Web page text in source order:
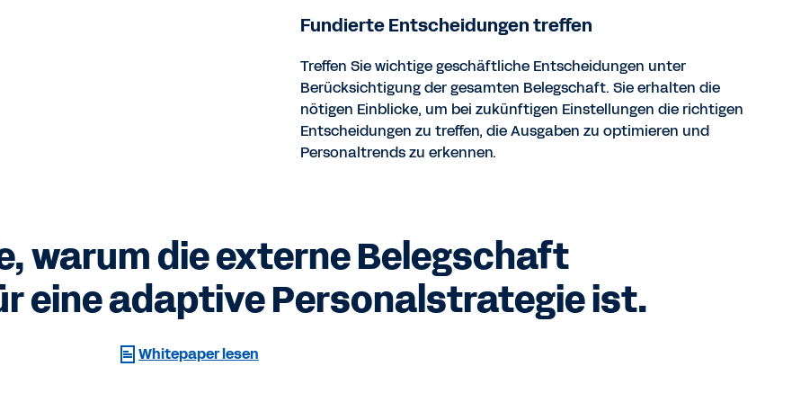
Fundierte Entscheidungen treffen
Treffen Sie wichtige geschäftliche Entscheidungen unter
Berücksichtigung der gesamten Belegschaft. Sie erhalten die
nötigen Einblicke, um bei zukünftigen Einstellungen die richtigen
Entscheidungen zu treffen, die Ausgaben zu optimieren und
Personaltrends zu erkennen.
warum die externe Belegschaft
eine adaptive Personalstrategie ist.
Whitepaper lesen